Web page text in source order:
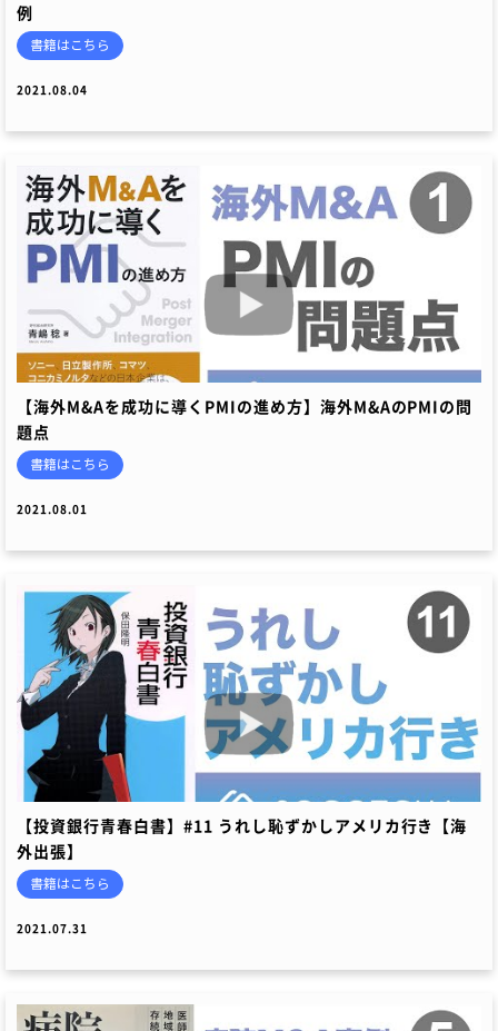
例
書籍はこちら
2021.08.04
【海外M&Aを成功に導くPMIの進め方】海外M&AのPMIの問
題点
書籍はこちら
2021.08.01
【投資銀行青春白書】#11 うれし恥ずかしアメリカ行き【海
外出張】
書籍はこちら
2021.07.31